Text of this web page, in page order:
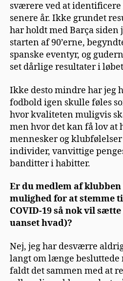
sværere ved at identificere
senere år. Ikke grundet
har holdt med Barça siden
starten af 90’erne,
spanske eventyr, og
set dårlige resultater i
Ikke desto mindre har jeg
fodbold igen skulle føles
hvor kvaliteten muligvis
men hvor det kan få lov at
mennesker og
individer, vanvittige
banditter i habitter.
Er du medlem af
mulighed for at stemme
COVID-19 så nok vil
uanset hvad)?
Nej, jeg har desværre
langt om længe besluttede
faldt det sammen med at